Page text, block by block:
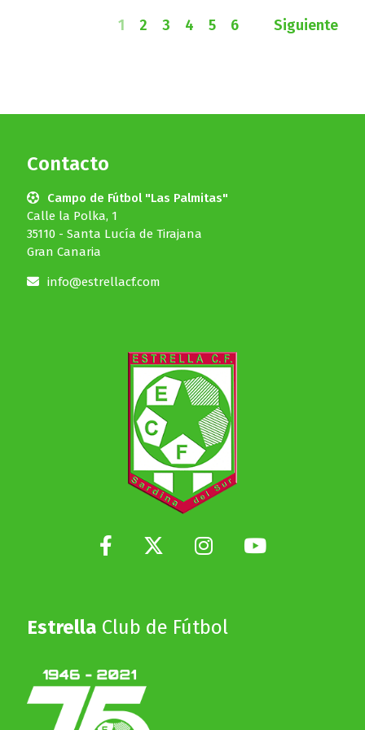
1 2 3 4 5 6 Siguiente
Contacto
Campo de Fútbol "Las Palmitas"
Calle la Polka, 1
35110 - Santa Lucía de Tirajana
Gran Canaria
info@estrellacf.com
Estrella Club de Fútbol